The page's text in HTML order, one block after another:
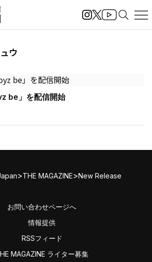
ウ
be」を配信開始
>THE MAGAZINE>New Release
お問い合わせページへ
情報提供
RSSフィード
MAGAZINE ライター募集